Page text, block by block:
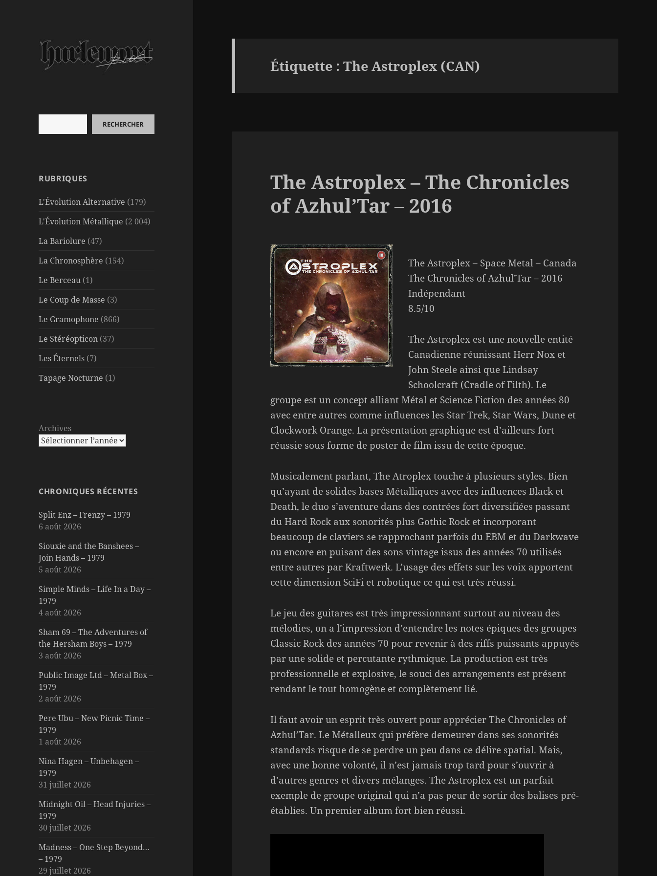
RECHERCHER
RUBRIQUES
L'Évolution Alternative (179)
L'Évolution Métallique (2 004)
La Bariolure (47)
La Chronosphère (154)
Le Berceau (1)
Le Coup de Masse (3)
Le Gramophone (866)
Le Stéréopticon (37)
Les Éternels (7)
Tapage Nocturne (1)
Archives
CHRONIQUES RÉCENTES
Split Enz – Frenzy – 1979
6 août 2026
Siouxie and the Banshees –
Join Hands – 1979
5 août 2026
Simple Minds – Life In a Day –
1979
4 août 2026
Sham 69 – The Adventures of
the Hersham Boys – 1979
3 août 2026
Public Image Ltd – Metal Box –
1979
2 août 2026
Pere Ubu – New Picnic Time –
1979
1 août 2026
Nina Hagen – Unbehagen –
1979
31 juillet 2026
Midnight Oil – Head Injuries –
1979
30 juillet 2026
Madness – One Step Beyond…
– 1979
29 juillet 2026
Étiquette :The Astroplex (CAN)
The Astroplex – The Chronicles
of Azhul’Tar – 2016
The Astroplex – Space Metal – Canada
The Chronicles of Azhul’Tar – 2016
Indépendant
8.5/10
The Astroplex est une nouvelle entité
Canadienne réunissant Herr Nox et
John Steele ainsi que Lindsay
Schoolcraft (Cradle of Filth). Le
groupe est un concept alliant Métal et Science Fiction des années 80
avec entre autres comme influences les Star Trek, Star Wars, Dune et
Clockwork Orange. La présentation graphique est d’ailleurs fort
réussie sous forme de poster de film issu de cette époque.
Musicalement parlant, The Atroplex touche à plusieurs styles. Bien
qu’ayant de solides bases Métalliques avec des influences Black et
Death, le duo s’aventure dans des contrées fort diversifiées passant
du Hard Rock aux sonorités plus Gothic Rock et incorporant
beaucoup de claviers se rapprochant parfois du EBM et du Darkwave
ou encore en puisant des sons vintage issus des années 70 utilisés
entre autres par Kraftwerk. L’usage des effets sur les voix apportent
cette dimension SciFi et robotique ce qui est très réussi.
Le jeu des guitares est très impressionnant surtout au niveau des
mélodies, on a l’impression d’entendre les notes épiques des groupes
Classic Rock des années 70 pour revenir à des riffs puissants appuyés
par une solide et percutante rythmique. La production est très
professionnelle et explosive, le souci des arrangements est présent
rendant le tout homogène et complètement lié.
Il faut avoir un esprit très ouvert pour apprécier The Chronicles of
Azhul’Tar. Le Métalleux qui préfère demeurer dans ses sonorités
standards risque de se perdre un peu dans ce délire spatial. Mais,
avec une bonne volonté, il n’est jamais trop tard pour s’ouvrir à
d’autres genres et divers mélanges. The Astroplex est un parfait
exemple de groupe original qui n’a pas peur de sortir des balises pré-
établies. Un premier album fort bien réussi.